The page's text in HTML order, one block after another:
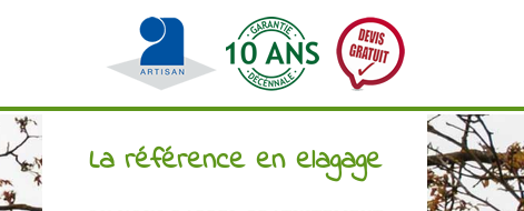
La référence en elagage